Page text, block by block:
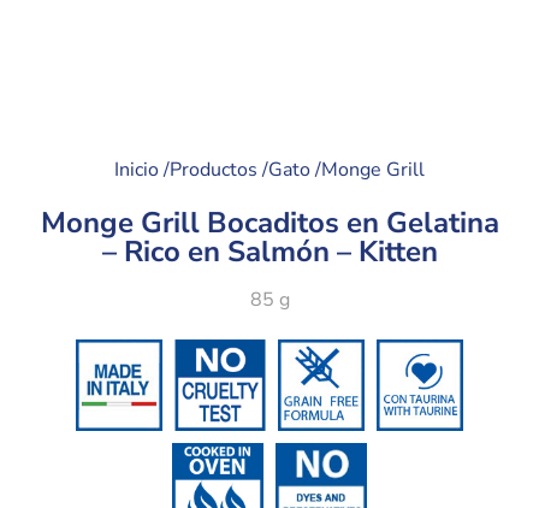
Inicio /Productos /Gato /Monge Grill
Monge Grill Bocaditos en Gelatina
– Rico en Salmón – Kitten
85 g